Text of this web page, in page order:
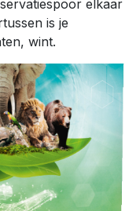
elkaar
is je
wint.